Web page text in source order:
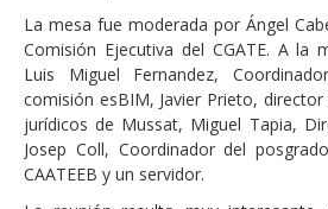
La mesa fue moderada por Ángel
Comisión Ejecutiva del CGATE. A la
Luis Miguel Fernandez,
comisión esBIM, Javier Prieto,
jurídicos de Mussat, Miguel Tapia,
Josep Coll, Coordinador del
CAATEEB y un servidor.